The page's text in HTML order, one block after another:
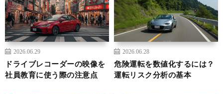
2026.06.29
ドライブレコーダーの映像を
社員教育に使う際の注意点
2026.06.28
危険運転を数値化するには？
運転リスク分析の基本